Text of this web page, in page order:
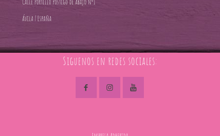
Ávila | España
Siguenos en redes sociales: